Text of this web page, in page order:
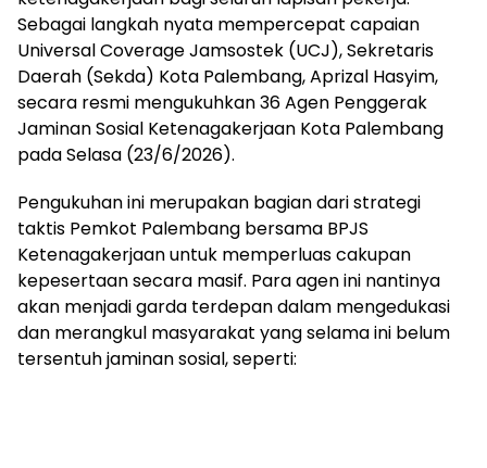
Sebagai langkah nyata mempercepat capaian
Universal Coverage Jamsostek (UCJ), Sekretaris
Daerah (Sekda) Kota Palembang, Aprizal Hasyim,
secara resmi mengukuhkan 36 Agen Penggerak
Jaminan Sosial Ketenagakerjaan Kota Palembang
pada Selasa (23/6/2026).
​Pengukuhan ini merupakan bagian dari strategi
taktis Pemkot Palembang bersama BPJS
Ketenagakerjaan untuk memperluas cakupan
kepesertaan secara masif. Para agen ini nantinya
akan menjadi garda terdepan dalam mengedukasi
dan merangkul masyarakat yang selama ini belum
tersentuh jaminan sosial, seperti: